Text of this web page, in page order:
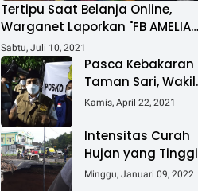
Tertipu Saat Belanja Online,
Warganet Laporkan "FB AMELIA
ACHMAD"
Sabtu, Juli 10, 2021
Pasca Kebakaran
Taman Sari, Wakil
Walikota Kunjungi
Dan Salurkan
Bantuan
Kamis, April 22, 2021
Intensitas Curah
Hujan yang Tinggi
Akibatkan Jalan
Minggu, Januari 09, 2022